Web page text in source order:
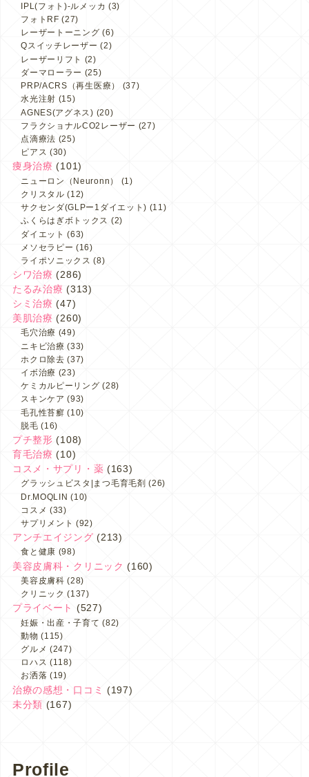
IPL(フォト)-ルメッカ (3)
フォトRF (27)
レーザートーニング (6)
Qスイッチレーザー (2)
レーザーリフト (2)
ダーマローラー (25)
PRP/ACRS（再生医療）
(37)
水光注射 (15)
AGNES(アグネス) (20)
フラクショナルCO2レーザー (27)
点滴療法 (25)
ピアス (30)
痩身治療 (101)
ニューロン（Neuronn）
(1)
クリスタル (12)
サクセンダ(GLPー1ダイエット) (11)
ふくらはぎボトックス (2)
ダイエット (63)
メソセラピー (16)
ライポソニックス (8)
シワ治療 (286)
たるみ治療 (313)
シミ治療 (47)
美肌治療 (260)
毛穴治療 (49)
ニキビ治療 (33)
ホクロ除去 (37)
イボ治療 (23)
ケミカルピーリング (28)
スキンケア (93)
毛孔性苔癬 (10)
脱毛 (16)
プチ整形 (108)
育毛治療 (10)
コスメ・サプリ・薬 (163)
グラッシュビスタ|まつ毛育毛剤 (26)
Dr.MOQLIN (10)
コスメ (33)
サプリメント (92)
アンチエイジング (213)
食と健康 (98)
美容皮膚科・クリニック (160)
美容皮膚科 (28)
クリニック (137)
プライベート (527)
妊娠・出産・子育て (82)
動物 (115)
グルメ (247)
ロハス (118)
お洒落 (19)
治療の感想・口コミ
(197)
未分類 (167)
Profile